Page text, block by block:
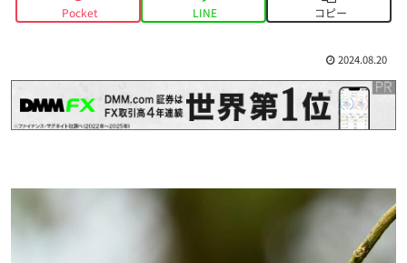
Pocket LINE コピー
2024.08.20